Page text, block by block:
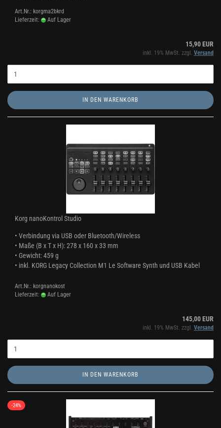
Art.Nr.: korgma2bkrd
Lieferzeit:
Auf Lager
15,90 EUR
inkl. 19% MwSt. zzgl. Versand
IN DEN WARENKORB
Korg nanoKontrol Studio
• Verbindung via USB oder Bluetooth/Wireless
• Maße (B x T x H): 278 x 160 x 33 mm
• Gewicht: 459 g
• inkl. KORG Legacy Collection M1 Le Software Synth und USB Kabel
Art.Nr.: korgnanokost
Lieferzeit:
Auf Lager
145,00 EUR
inkl. 19% MwSt. zzgl. Versand
IN DEN WARENKORB
-24%